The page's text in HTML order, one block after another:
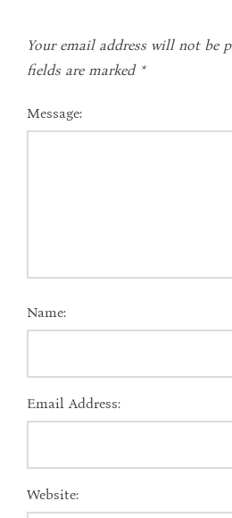
Your email address will not be
fields are marked *
Message:
Name:
Email Address:
Website: